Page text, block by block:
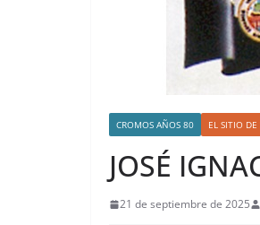
CROMOS AÑOS 80 EL SITIO DE
JOSÉ
21 de septiembre de 2025